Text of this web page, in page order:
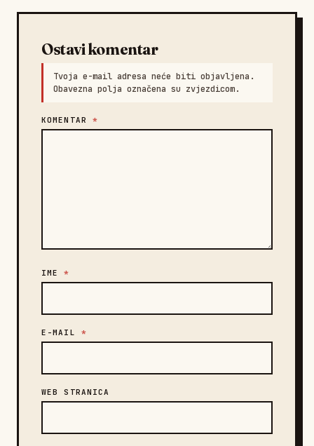
Ostavi komentar
Tvoja e-mail adresa neće biti objavljena.
Obavezna polja označena su zvjezdicom.
KOMENTAR *
IME*
E-MAIL *
WEB STRANICA